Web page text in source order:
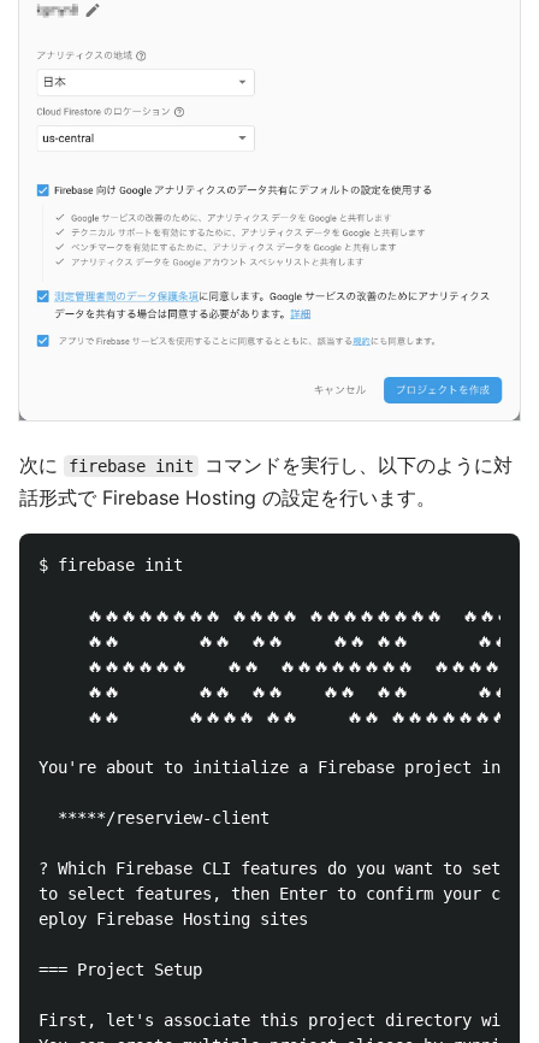
次に firebase init
コマンドを実行し、以下のように対
話形式で Firebase Hosting の設定を行います。
$ firebase init
🔥🔥🔥🔥🔥🔥🔥🔥 🔥🔥🔥🔥 🔥🔥🔥🔥🔥🔥🔥🔥
🔥🔥        🔥🔥  🔥🔥     🔥🔥 🔥🔥       🔥🔥
🔥🔥🔥🔥🔥🔥    🔥🔥  🔥🔥🔥🔥🔥🔥🔥🔥
🔥🔥        🔥🔥  🔥🔥    🔥🔥  🔥🔥       🔥🔥
🔥🔥       🔥🔥🔥🔥 🔥🔥     🔥🔥 🔥🔥🔥🔥🔥🔥🔥🔥
You're about to initialize a Firebase project in
  *****/reserview-client
? Which Firebase CLI features do you want to
to select features, then Enter to confirm your
eploy Firebase Hosting sites
=== Project Setup
First, let's associate this project directory with a